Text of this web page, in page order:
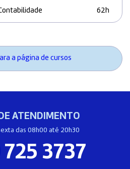
62h
a página de cursos
ATENDIMENTO
das 08h00 até 20h30
3737